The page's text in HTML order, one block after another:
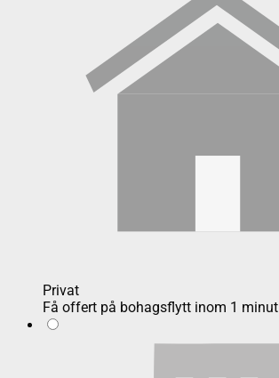
Privat
Få offert på bohagsflytt inom 1 minut